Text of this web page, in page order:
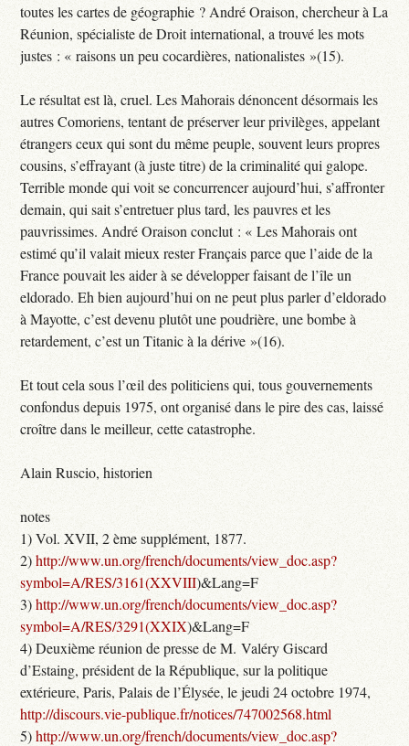
toutes les cartes de géographie ? André Oraison, chercheur à La
Réunion, spécialiste de Droit international, a trouvé les mots
justes : « raisons un peu cocardières, nationalistes »(15).
Le résultat est là, cruel. Les Mahorais dénoncent désormais les
autres Comoriens, tentant de préserver leur privilèges, appelant
étrangers ceux qui sont du même peuple, souvent leurs propres
cousins, s’effrayant (à juste titre) de la criminalité qui galope.
Terrible monde qui voit se concurrencer aujourd’hui, s’affronter
demain, qui sait s’entretuer plus tard, les pauvres et les
pauvrissimes. André Oraison conclut : « Les Mahorais ont
estimé qu’il valait mieux rester Français parce que l’aide de la
France pouvait les aider à se développer faisant de l’île un
eldorado. Eh bien aujourd’hui on ne peut plus parler d’eldorado
à Mayotte, c’est devenu plutôt une poudrière, une bombe à
retardement, c’est un Titanic à la dérive »(16).
Et tout cela sous l’œil des politiciens qui, tous gouvernements
confondus depuis 1975, ont organisé dans le pire des cas, laissé
croître dans le meilleur, cette catastrophe.
Alain Ruscio, historien
notes
1) Vol. XVII, 2 ème supplément, 1877.
2)http://www.un.org/french/documents/view_doc.asp?
symbol=A/RES/3161(XXVIII)&Lang=F
3)http://www.un.org/french/documents/view_doc.asp?
symbol=A/RES/3291(XXIX)&Lang=F
4) Deuxième réunion de presse de M. Valéry Giscard
d’Estaing, président de la République, sur la politique
extérieure, Paris, Palais de l’Élysée, le jeudi 24 octobre 1974,
http://discours.vie-publique.fr/notices/747002568.html
5)http://www.un.org/french/documents/view_doc.asp?